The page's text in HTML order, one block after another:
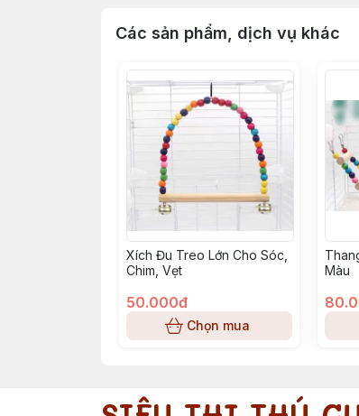
Các sản phẩm, dịch vụ khác
Xích Đu Treo Lớn Cho Sóc,
Chim, Vẹt
50.000đ
Chọn mua
Màu